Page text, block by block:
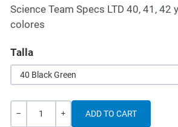
Science Team Specs LTD 40, 41, 42
colores
Talla
40 Black Green
Quantity